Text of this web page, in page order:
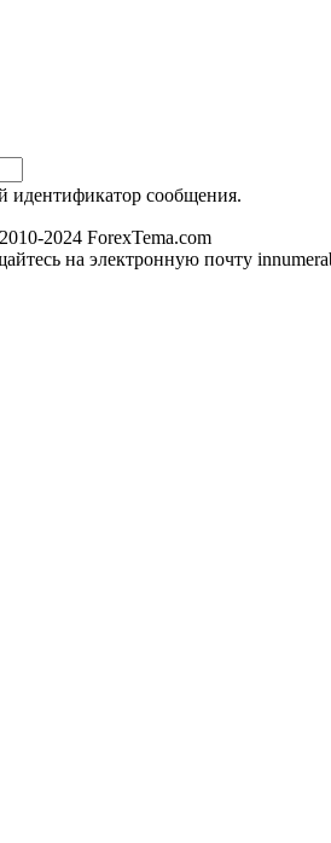
идентификатор сообщения.
2024 ForexTema.com
на электронную почту